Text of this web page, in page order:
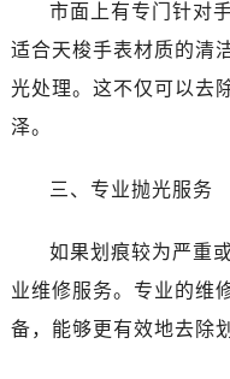
市面上有专门针对
适合天梭手表材质的清
光处理。这不仅可以去
泽。
三、专业抛光服务
如果划痕较为严重
业维修服务。专业的维
备，能够更有效地去除